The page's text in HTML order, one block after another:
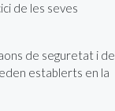
de les seves
de seguretat i de
establerts en la